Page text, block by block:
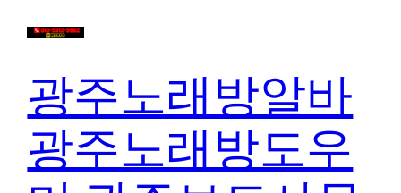
광주노래방알바
광주노래방도우